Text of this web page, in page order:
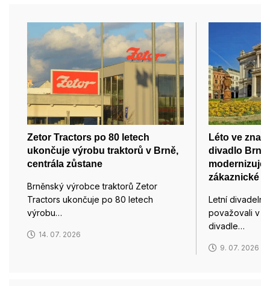
Zetor Tractors po 80 letech
ukončuje výrobu traktorů v Brně,
centrála zůstane
Brněnský výrobce traktorů Zetor
Tractors ukončuje po 80 letech
výrobu…
14. 07. 2026
Léto ve
divadlo Brno
modernizuje
zákaznické
Letní divadelní
považovali v
divadle…
9. 07. 2026